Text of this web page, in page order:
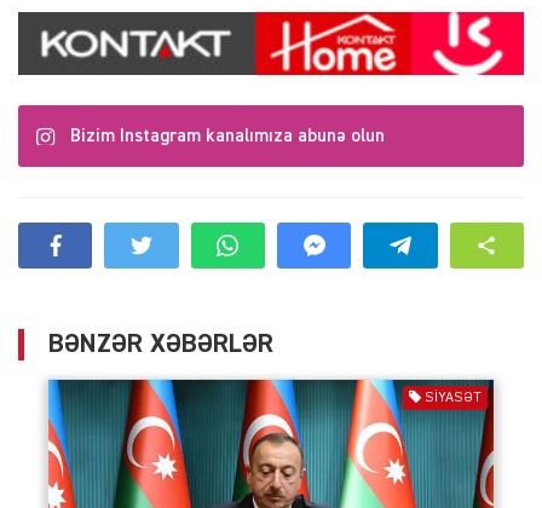
Bizim Instagram kanalımıza abunə olun
BƏNZƏR XƏBƏRLƏR
SIYASƏT